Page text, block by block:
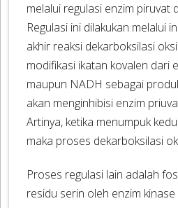
melalui regulasi enzim piruvat
Regulasi ini dilakukan melalui
akhir reaksi dekarboksilasi
modifikasi ikatan kovalen dari
maupun NADH sebagai
akan menginhibisi enzim
Artinya, ketika menumpuk
maka proses dekarboksilasi
Proses regulasi lain adalah
residu serin oleh enzim